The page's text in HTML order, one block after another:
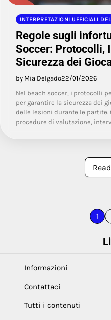
INTERPRETAZIONI UFFICIALI
Regole sugli
Soccer: Protocolli,
Sicurezza dei
by Mia Delgado22/01/2026
Nel beach soccer, i protocolli
per garantire la sicurezza dei
delle lesioni durante le
procedure di valutazione,
1
Informazioni
Contattaci
Tutti i contenuti